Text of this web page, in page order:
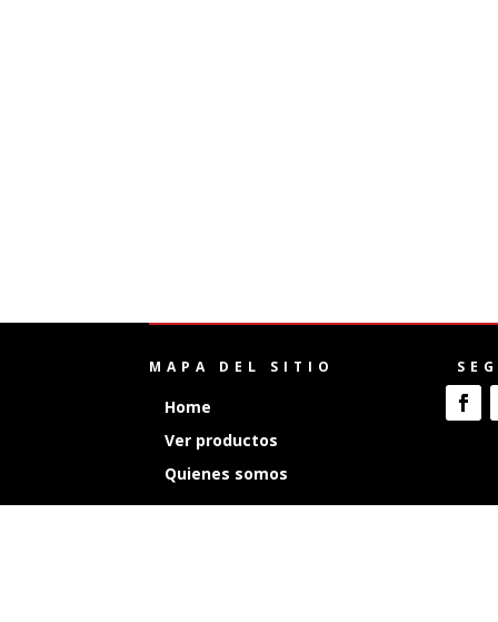
MAPA DEL SITIO
Home
Ver productos
Quienes somos